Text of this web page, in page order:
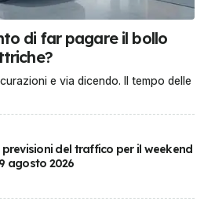
di far pagare il bollo
e via dicendo. Il tempo delle
previsioni del traffico per il weekend
agosto 2026